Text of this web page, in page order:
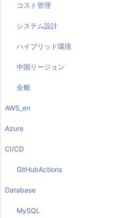
コスト管理
システム設計
ハイブリッド環境
中国リージョン
全般
AWS_en
Azure
CI/CD
GitHubActions
Database
MySQL